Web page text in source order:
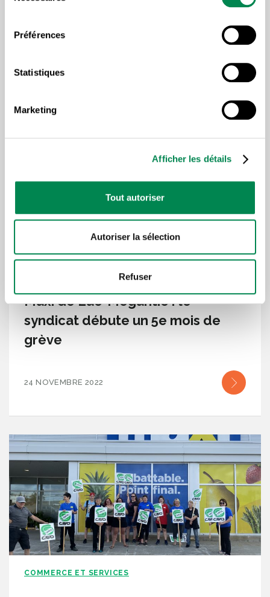
Préférences
Statistiques
Marketing
Afficher les détails
Tout autoriser
Autoriser la sélection
Refuser
Lire plus d'articles sous la
COMMERCE ET SERVICES, CONDITIONS DE TRAVAIL
Maxi de Lac-Mégantic : le
syndicat débute un 5e mois de
grève
24 NOVEMBRE 2022
COMMERCE ET SERVICES